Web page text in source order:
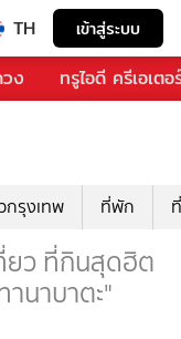
TH เข้าสู่ระบบ
ง ทรูไอดี ครีเอเตอ
กรุงเทพ ที่พัก
ยว ที่กินสุดฮิต
นาบาตะ"